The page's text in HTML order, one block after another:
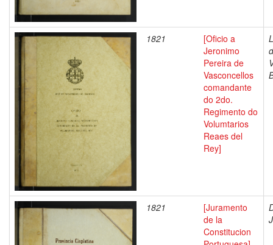
1821
[Oficio a
Jeronimo
Pereira de
Vasconcellos
comandante
do 2do.
Regimento do
Volumtarios
Reaes del
Rey]
1821
[Juramento
de la
Constitucion